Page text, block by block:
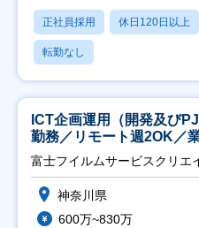
正社員採用 休日120日以上
転勤なし
ICT企画運用（開発及び
勤務／リモート週2OK／
富士フイルムサービスクリエ
神奈川県
600万~830万